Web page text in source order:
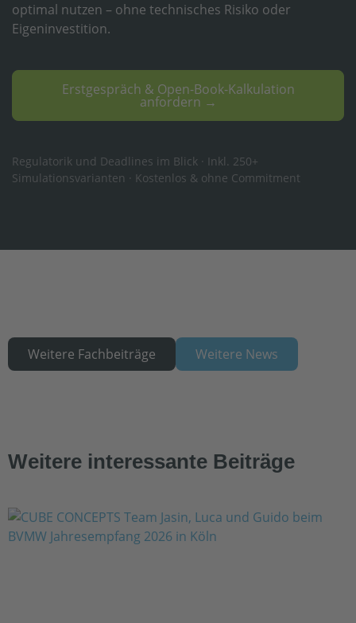
optimal nutzen – ohne technisches Risiko oder
Eigeninvestition.
Erstgespräch & Open-Book-Kalkulation
anfordern →
Regulatorik und Deadlines im Blick · Inkl. 250+
Simulationsvarianten · Kostenlos & ohne Commitment
Weitere Fachbeiträge Weitere News
Weitere interessante Beiträge